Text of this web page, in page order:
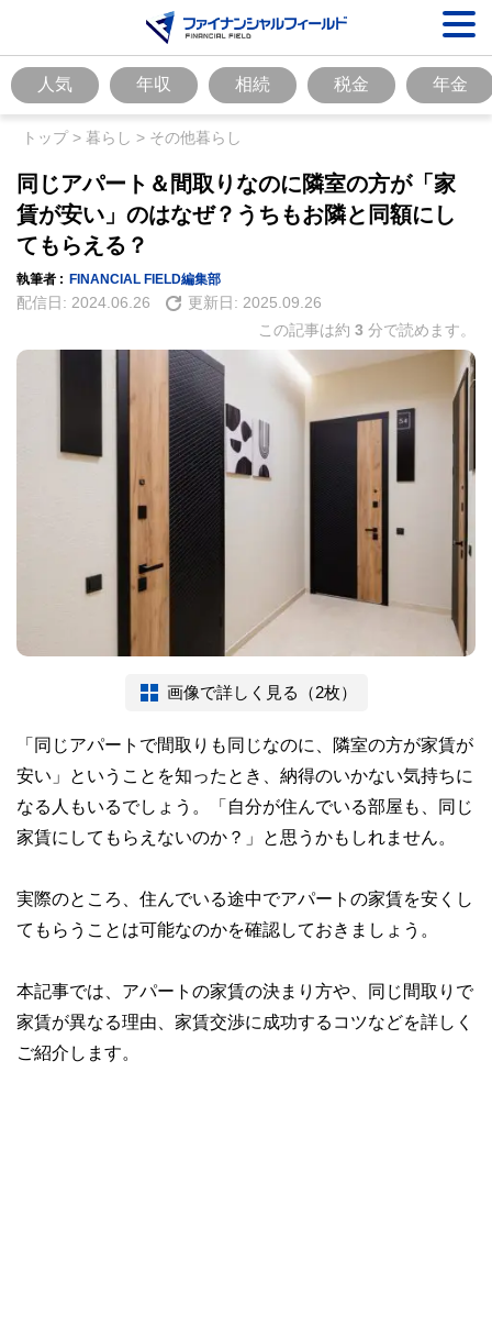
人気 年収 相続 税金 年金
トップ> 暮らし > その他暮らし
同じアパート＆間取りなのに隣室の方が「家
賃が安い」のはなぜ？うちもお隣と同額にし
てもらえる？
執筆者 : FINANCIAL FIELD編集部
配信日: 2024.06.26 更新日: 2025.09.26
この記事は約 3 分で読めます。
画像で詳しく見る（2枚）
「同じアパートで間取りも同じなのに、隣室の方が家賃が
安い」ということを知ったとき、納得のいかない気持ちに
なる人もいるでしょう。「自分が住んでいる部屋も、同じ
家賃にしてもらえないのか？」と思うかもしれません。
実際のところ、住んでいる途中でアパートの家賃を安くし
てもらうことは可能なのかを確認しておきましょう。
本記事では、アパートの家賃の決まり方や、同じ間取りで
家賃が異なる理由、家賃交渉に成功するコツなどを詳しく
ご紹介します。